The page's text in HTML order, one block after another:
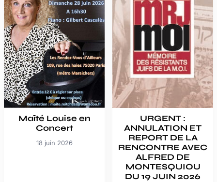
Maïté Louise en
Concert
18 juin 2026
URGENT :
ANNULATION ET
REPORT DE LA
RENCONTRE AVEC
ALFRED DE
MONTESQUIOU
DU 19 JUIN 2026